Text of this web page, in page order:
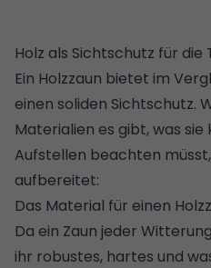
Holz als Sichtschutz für die
Ein Holzzaun bietet im
einen soliden Sichtschutz.
Materialien es gibt, was
Aufstellen beachten
aufbereitet:
Das Material für einen
Da ein Zaun jeder
ihr robustes, hartes und